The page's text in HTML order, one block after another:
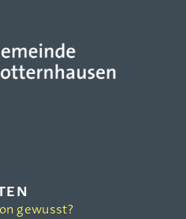
gewusst?